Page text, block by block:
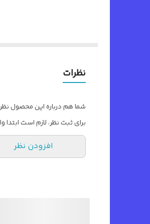
نظرات
شما هم درباره این محصول
برای ثبت نظر، لازم است
افزودن نظر